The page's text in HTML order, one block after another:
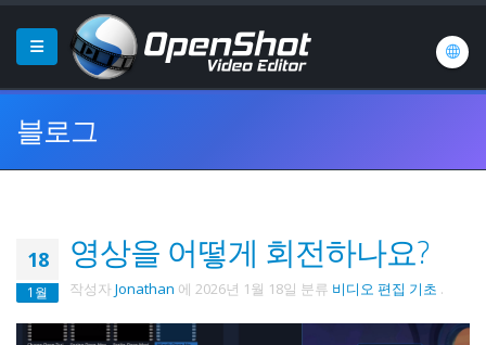
블로그
18
1월
영상을 어떻게 회전하나요?
작성자Jonathan 에 2026년 1월 18일 분류 비디오 편집 기초 .